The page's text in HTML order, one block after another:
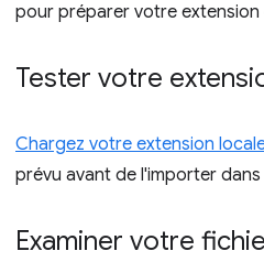
pour préparer votre
Tester votre
Chargez votre extension
prévu avant de l'importer
Examiner votre